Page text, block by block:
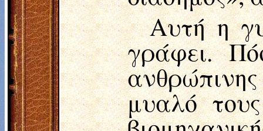
Αυτή η
γράφει.
μυαλό